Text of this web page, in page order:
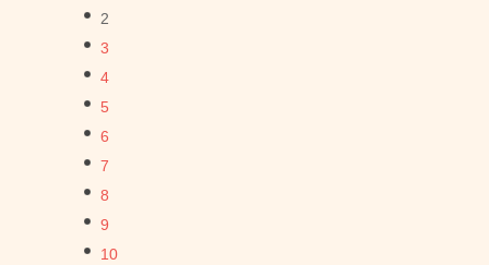
2
3
4
5
6
7
8
9
10